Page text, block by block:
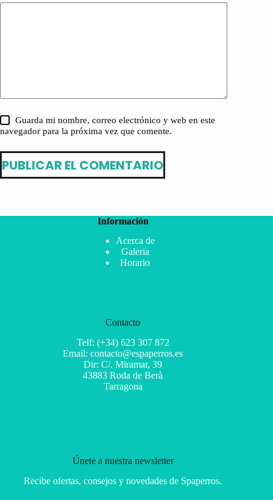
Guarda mi nombre, correo electrónico y web en este
navegador para la próxima vez que comente.
PUBLICAR EL COMENTARIO
Información
Acerca de
Galeria
Horario
Contacto
Telf: (+34) 623 307 872
Email: contacto@espaperros.es
Dir: C/. Miramar, 39
43883 Roda de Berà
Tarragona
Únete a nuestra newsletter
Recibe ofertas, consejos y novedades de Spaperros.